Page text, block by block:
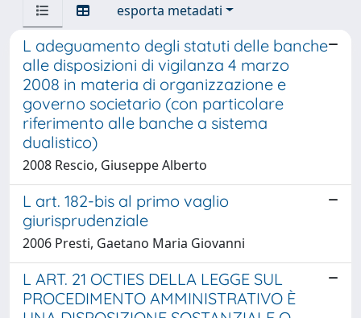
esporta metadati
L adeguamento degli statuti delle banche
alle disposizioni di vigilanza 4 marzo
2008 in materia di organizzazione e
governo societario (con particolare
riferimento alle banche a sistema
dualistico)
2008 Rescio, Giuseppe Alberto
L art. 182-bis al primo vaglio
giurisprudenziale
2006 Presti, Gaetano Maria Giovanni
L ART. 21 OCTIES DELLA LEGGE SUL
PROCEDIMENTO AMMINISTRATIVO È